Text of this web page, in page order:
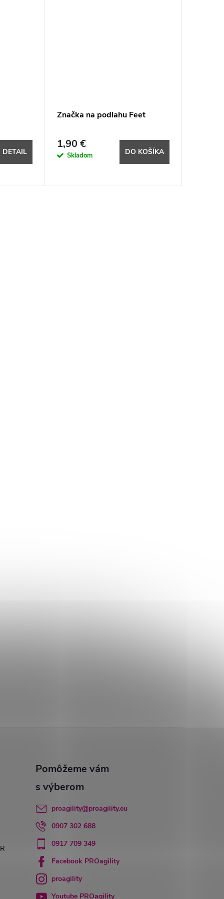
DETAIL
Značka na podlahu Feet
1,90 €
Skladom DO KOŠÍKA
proagility@proagility.eu
0907 302 688
0917 709 349
Facebook PROagility
proagility
Youtube PROagility